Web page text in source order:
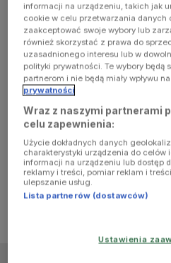
occurred
(see the
browser
console for
more
information)
informacji na urządzeniu, takich jak
cookie w celu przetwarzania danych
zaakceptować swoje wybory lub
również skorzystać z prawa do
uzasadnionego interesu lub w
polityki prywatności. Te wybory będą
partnerom i nie będą miały wpływu
prywatności
Wraz z naszymi partnerami
celu zapewnienia:
Użycie dokładnych danych
charakterystyki urządzenia do
informacji na urządzeniu lub dostęp
reklamy i treści, pomiar reklam i
ulepszanie usług.
Lista partnerów (dostawców)
Ustawienia